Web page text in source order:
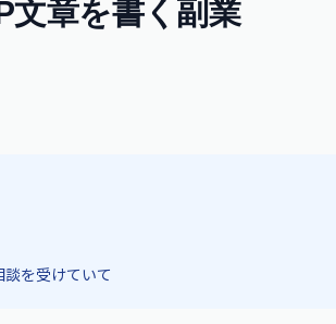
文章を書く副業
を受けていて